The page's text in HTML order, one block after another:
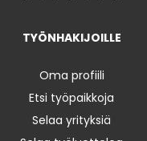
TYÖNHAKIJOILLE
Oma profiili
Etsi työpaikkoja
Selaa yrityksiä